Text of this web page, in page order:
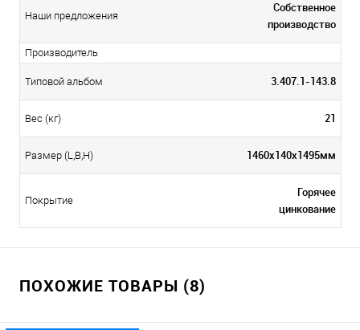
Наши предложения
Собственное
производство
Производитель
Типовой альбом 3.407.1-143.8
Вес (кг) 21
Размер (L,B,H) 1460х140х1495мм
Покрытие
Горячее
цинкование
ПОХОЖИЕ ТОВАРЫ (8)